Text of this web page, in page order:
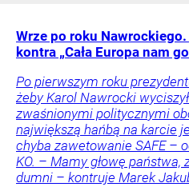
Wrze po roku
kontra „Cała Europa nam
Po pierwszym roku
żeby Karol Nawrocki
zwaśnionymi politycznymi
największą hańbą na karcie
chyba zawetowanie SAFE –
KO. – Mamy głowę
dumni – kontruje Marek